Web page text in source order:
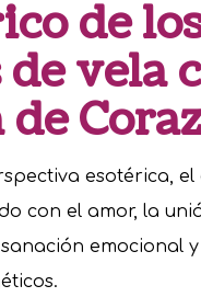
de
vela
esotérica, el
con el amor, la
emocional y